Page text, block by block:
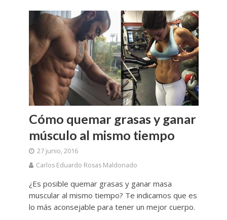
Cómo quemar grasas y ganar
músculo al mismo tiempo
27 junio, 2016
Carlos Eduardo Rosas Maldonado
¿Es posible quemar grasas y ganar masa
muscular al mismo tiempo? Te indicamos que es
lo más aconsejable para tener un mejor cuerpo.